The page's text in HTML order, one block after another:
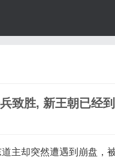
致胜, 新王朝已经
主却突然遭遇到崩盘，